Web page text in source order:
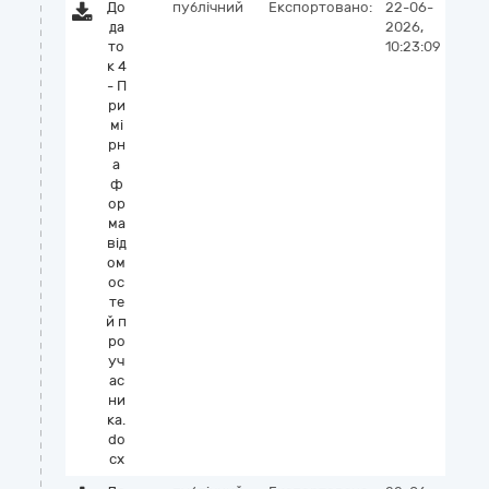
До
да
то
к 4
- П
ри
мі
рн
а
ф
ор
ма
від
ом
ос
те
й п
ро
уч
ас
ни
ка.
do
cx
публічний Експортовано:
22-06-
2026,
10:23:09